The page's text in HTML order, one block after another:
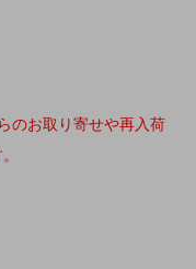
のお取り寄せや再入荷